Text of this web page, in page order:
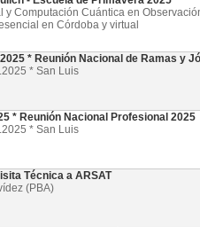
y Computación Cuántica en
en Córdoba y virtual
2025 * Reunión Nacional de Ramas y
* San Luis
* Reunión Nacional Profesional 2025
* San Luis
Técnica a ARSAT
(PBA)